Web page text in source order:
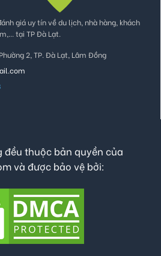
giá uy tín về du lịch, nhà hàng, khách
tại TP Đà Lạt.
2, TP. Đà Lạt, Lâm Đồng
đều thuộc bản quyền của
và được bảo vệ bởi: